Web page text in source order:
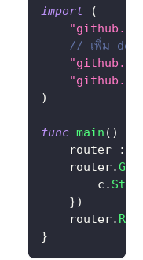
import
(
// เพิ่ม
)
func main ( )
	router
:=
	router
.GET
		c
.
})
	router
. Run
}